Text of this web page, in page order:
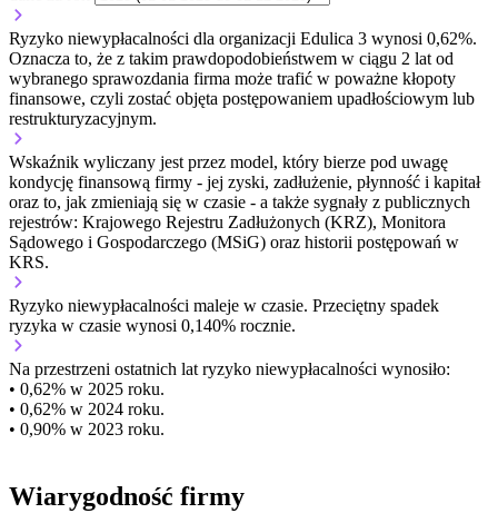
Ryzyko niewypłacalności dla organizacji Edulica 3 wynosi 0,62%.
Oznacza to, że z takim prawdopodobieństwem w ciągu 2 lat od
wybranego sprawozdania firma może trafić w poważne kłopoty
finansowe, czyli zostać objęta postępowaniem upadłościowym lub
restrukturyzacyjnym.
Wskaźnik wyliczany jest przez model, który bierze pod uwagę
kondycję finansową firmy - jej zyski, zadłużenie, płynność i kapitał
oraz to, jak zmieniają się w czasie - a także sygnały z publicznych
rejestrów: Krajowego Rejestru Zadłużonych (KRZ), Monitora
Sądowego i Gospodarczego (MSiG) oraz historii postępowań w
KRS.
Ryzyko niewypłacalności maleje w czasie. Przeciętny spadek
ryzyka w czasie wynosi 0,140% rocznie.
Na przestrzeni ostatnich lat ryzyko niewypłacalności wynosiło:
• 0,62% w 2025 roku.
• 0,62% w 2024 roku.
• 0,90% w 2023 roku.
Wiarygodność firmy